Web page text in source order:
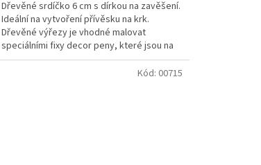
Dřevěné srdíčko 6 cm s dírkou na zavěšení.
Ideální na vytvoření přívěsku na krk.
Dřevěné výřezy je vhodné malovat
speciálními fixy decor peny, které jsou na
dřevě krásně jasné...
Kód: 00715